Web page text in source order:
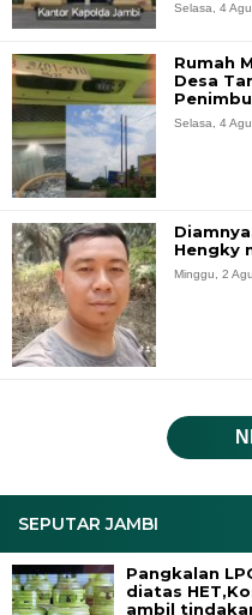
SEPUTAR JAMBI
Pangkalan
diatas
ambil
Selasa, 4
Rumah
Desa
Selasa, 4
Hengky
Minggu, 2